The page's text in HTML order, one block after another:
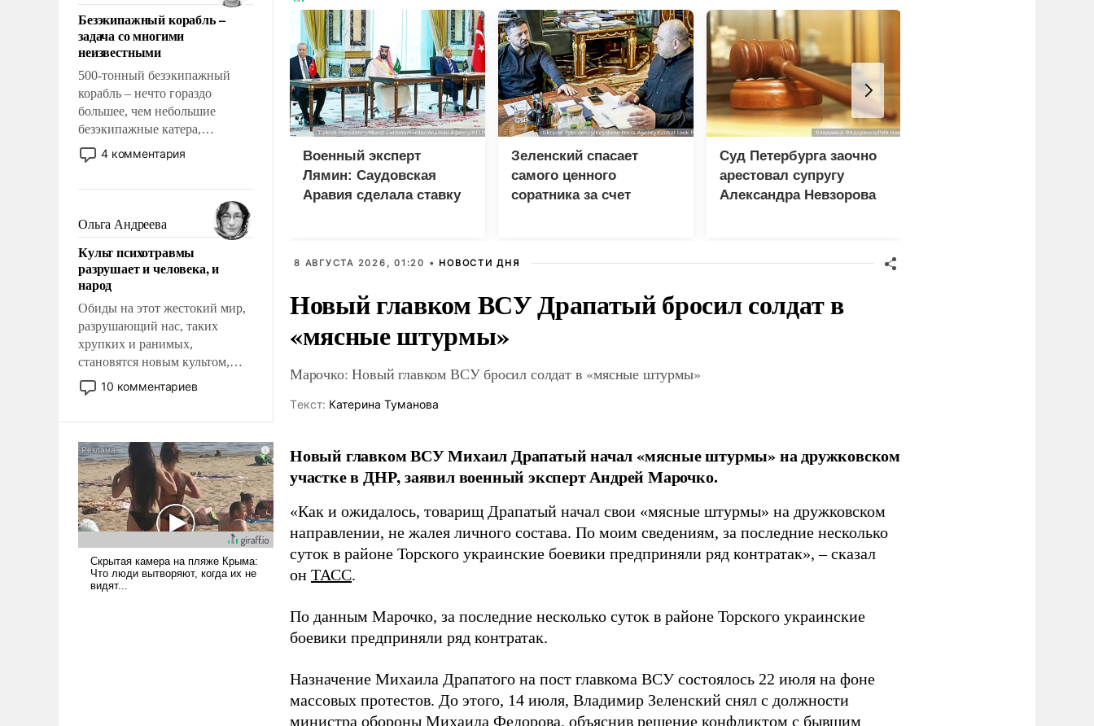
казалось, что эти вопросы
решены раз и навсегда, но –
нет, не решены.
Безэкипажный корабль –
задача со многими
неизвестными
500-тонный безэкипажный
корабль – нечто гораздо
большее, чем небольшие
безэкипажные катера,
применение которых уже
стало обыденностью. Задача по
сложна и амбициозна. Однако
и ее реализация радикально
поднимет наши боевые
возможности.
4 комментария
Ольга Андреева
Культ психотравмы
разрушает и человека, и
народ
Обиды на этот жестокий мир,
разрушающий нас, таких
хрупких и ранимых,
становятся новым культом,
постепенно вытесняя и
отменяя традиционное
ударами судьбы, брать на себя
ответственность, помогать
слабым, идти вперед и
адаптироваться.
10 комментариев
Военный эксперт
Лямин: Саудовская
Аравия сделала ставку
Зеленский спасает
самого ценного
соратника за счет
Суд Петербурга заочно
арестовал супругу
Александра Невзорова
8 АВГУСТА 2026, 01:20 • НОВОСТИ ДНЯ
Новый главком ВСУ Драпатый бросил солдат в
«мясные штурмы»
Марочко: Новый главком ВСУ бросил солдат в «мясные штурмы»
Tекст: Катерина Туманова
Новый главком ВСУ Михаил Драпатый начал «мясные штурмы» на дружковском
участке в ДНР, заявил военный эксперт Андрей Марочко.
«Как и ожидалось, товарищ Драпатый начал свои «мясные штурмы» на дружковском
направлении, не жалея личного состава. По моим сведениям, за последние несколько
суток в районе Торского украинские боевики предприняли ряд контратак», – сказал
он ТАСС.
По данным Марочко, за последние несколько суток в районе Торского украинские
боевики предприняли ряд контратак.
Назначение Михаила Драпатого на пост главкома ВСУ состоялось 22 июля на фоне
массовых протестов. До этого, 14 июля, Владимир Зеленский снял с должности
министра обороны Михаила Федорова, объяснив решение конфликтом с бывшим